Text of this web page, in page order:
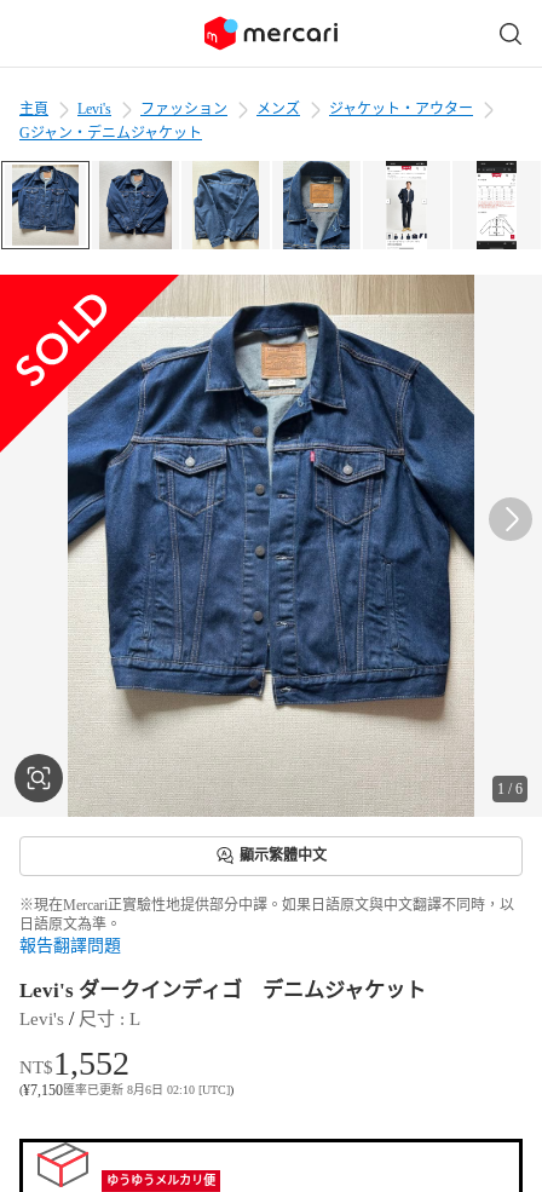
主頁 Levi's ファッション メンズ
ジャケット・アウター
Gジャン・デニムジャケット
1 /6
顯示繁體中文
※現在Mercari正實驗性地提供部分中譯。如果日語原文與中文翻譯不同時，以
日語原文為準。
報告翻譯問題
Levi's ダークインディゴ デニムジャケット
Levi's / 尺寸 : L
NT$1,552
(¥7,150匯率已更新 8月6日 02:10 [UTC])
ゆうゆうメルカリ便